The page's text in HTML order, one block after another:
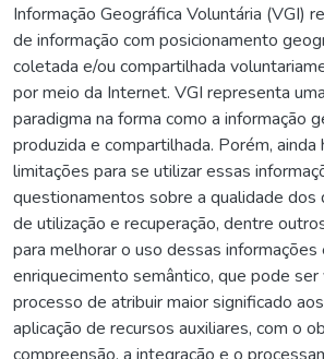
Informação Geográfica Voluntária (VGI)
de informação com posicionamento
coletada e/ou compartilhada
por meio da Internet. VGI representa
paradigma na forma como a informação
produzida e compartilhada. Porém, ainda
limitações para se utilizar essas
questionamentos sobre a qualidade dos
de utilização e recuperação, dentre
para melhorar o uso dessas informações
enriquecimento semântico, que pode
processo de atribuir maior significado
aplicação de recursos auxiliares, com o